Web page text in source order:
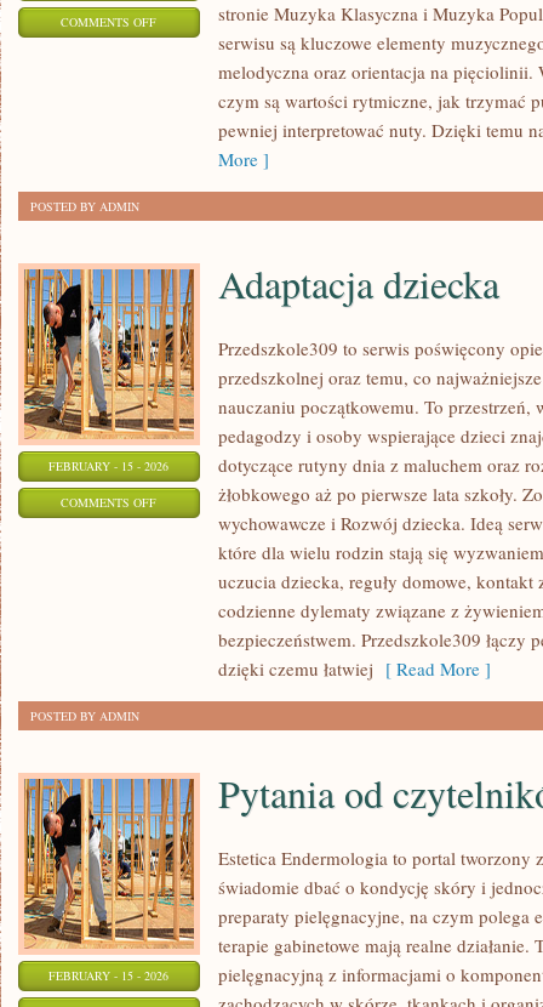
COMMENTS OFFON
stronie Muzyka Klasyczna i Muzyka
serwisu są kluczowe elementy
melodyczna oraz orientacja na
czym są wartości rytmiczne, jak trzymać
pewniej interpretować nuty. Dzięki temu
More ]
POSTED BY ADMIN
FEBRUARY - 15 - 2026
COMMENTS OFFON
ADAPTACJA
Adaptacja dziecka
Przedszkole309 to serwis poświęcony
przedszkolnej oraz temu, co
nauczaniu początkowemu. To
pedagodzy i osoby wspierające dzieci
dotyczące rutyny dnia z maluchem oraz
żłobkowego aż po pierwsze lata szkoły.
wychowawcze i Rozwój dziecka. Ideą
które dla wielu rodzin stają się
uczucia dziecka, reguły domowe, kontakt
codzienne dylematy związane z
bezpieczeństwem. Przedszkole309 łączy
dzięki czemu łatwiej [ Read More ]
POSTED BY ADMIN
FEBRUARY - 15 - 2026
Pytania od
Estetica Endermologia to portal tworzony
świadomie dbać o kondycję skóry i
preparaty pielęgnacyjne, na czym polega
terapie gabinetowe mają realne działanie.
pielęgnacyjną z informacjami o